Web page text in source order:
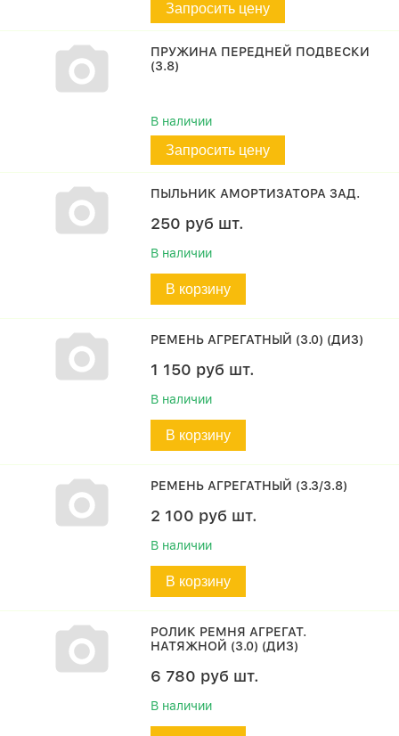
Запросить цену
ПРУЖИНА ПЕРЕДНЕЙ ПОДВЕСКИ
(3.8)
В наличии
Запросить цену
ПЫЛЬНИК АМОРТИЗАТОРА ЗАД.
250 руб шт.
В наличии
В корзину
РЕМЕНЬ АГРЕГАТНЫЙ (3.0) (ДИЗ)
1 150 руб шт.
В наличии
В корзину
РЕМЕНЬ АГРЕГАТНЫЙ (3.3/3.8)
2 100 руб шт.
В наличии
В корзину
РОЛИК РЕМНЯ АГРЕГАТ.
НАТЯЖНОЙ (3.0) (ДИЗ)
6 780 руб шт.
В наличии